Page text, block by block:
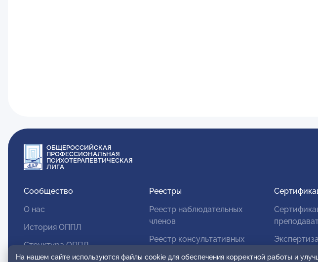
ОБЩЕРОССИЙСКАЯ
ПРОФЕССИОНАЛЬНАЯ
ПСИХОТЕРАПЕВТИЧЕСКАЯ
ЛИГА
Сообщество
О нас
История ОППЛ
Структура ОППЛ
Реестры
Реестр наблюдательных
членов
Реестр консультативных
На нашем сайте используются файлы cookie для обеспечения корректной работы и